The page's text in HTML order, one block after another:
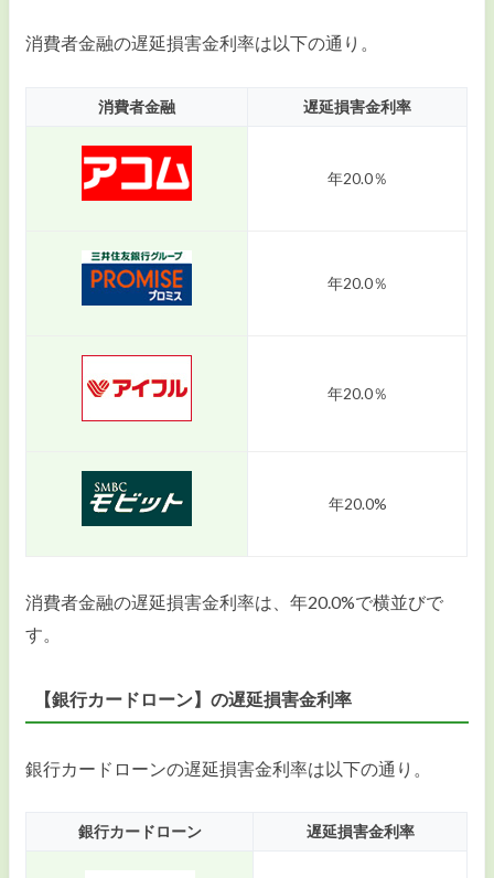
消費者金融の遅延損害金利率は以下の通り。
消費者金融 遅延損害金利率
年20.0％
年20.0％
年20.0％
年20.0%
消費者金融の遅延損害金利率は、年20.0%で横並びで
す。
【銀行カードローン】の遅延損害金利率
銀行カードローンの遅延損害金利率は以下の通り。
銀行カードローン 遅延損害金利率